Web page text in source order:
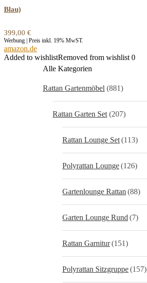
Blau)
399,00 €
Werbung | Preis inkl. 19% MwST.
amazon.de
Added to wishlistRemoved from wishlist 0
Alle Kategorien
Rattan Gartenmöbel (881)
Rattan Garten Set (207)
Rattan Lounge Set(113)
Polyrattan Lounge(126)
Gartenlounge Rattan (88)
Garten Lounge Rund (7)
Rattan Garnitur(151)
Polyrattan Sitzgruppe(157)